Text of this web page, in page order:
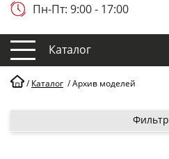
Пн-Пт: 9:00 - 17:00
Каталог
/Каталог /Архив моделей
Фильтр